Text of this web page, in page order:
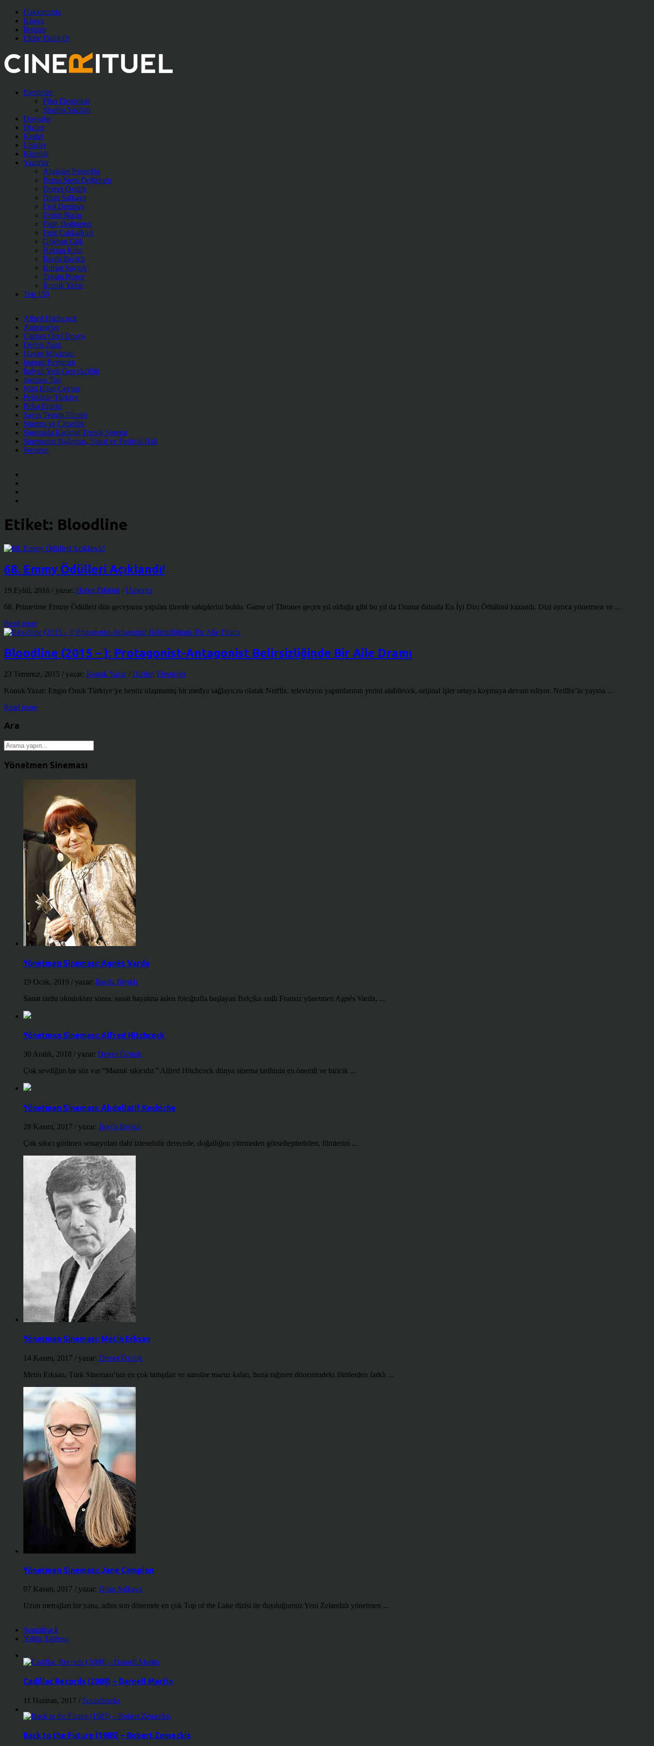
Hakkımızda
Künye
İletişim
Ekibe Dahil Ol
Eleştiriler
Film Eleştirileri
Sinema Yazıları
Dosyalar
Diziler
Keşfet
Listeler
Kitaplık
Yazarlar
Alpaslan Paşaoğlu
Berna Stera Değirmen
Demet Öztürk
Dilan Salkaya
Erol Demiray
Evrim Nacar
Fatih Değirmen
Fırat Çakkalkurt
Gökhan Gök
Haktan Kalır
İlayda Bıyıklı
Kürşat Saygılı
Teksin Begeç
Konuk Yazar
Top 150
Alfred Hitchcock
Animasyon
Cannes Özel Dosya
Derviş Zaim
Hayao Miyazaki
Ingmar Bergman
İtalyan Yeni Gerçekçiliği
Jacques Tati
Nuri Bilge Ceylan
Pelikülde Türkiye
Reha Erdem
Savaş Temalı Filmler
Sinema ve Cinsellik
Sinemada Kadının Temsil Sistemi
Sinemanın Bağımsız, Sanat ve Festival Hali
Western
Etiket: Bloodline
68. Emmy Ödülleri Açıklandı!
19 Eylül, 2016 / yazar: Haber Editörü / Haberler
68. Primetime Emmy Ödülleri dün geceyarısı yapılan törenle sahiplerini buldu. Game of Thrones geçen yıl olduğu gibi bu yıl da Drama dalında En İyi Dizi Ödülünü kazandı. Dizi ayrıca yönetmen ve ...
Read more
Bloodline (2015 – ): Protagonist-Antagonist Belirsizliğinde Bir Aile Dramı
23 Temmuz, 2015 / yazar: Konuk Yazar/ Diziler, Eleştiriler
Konuk Yazar: Engin Onuk Türkiye’ye henüz ulaşmamış bir medya sağlayıcısı olarak Netflix, televizyon yapımlarının yerini alabilecek, orijinal işler ortaya koymaya devam ediyor. Netflix’in yayına ...
Read more
Ara
Yönetmen Sineması
Yönetmen Sineması: Agnès Varda
19 Ocak, 2019 / yazar: İlayda Bıyıklı
Sanat tarihi okuduktan sonra, sanat hayatına aslen fotoğrafla başlayan Belçika asıllı Fransız yönetmen Agnès Varda, ...
Yönetmen Sineması: Alfred Hitchcock
30 Aralık, 2018 / yazar: Demet Öztürk
Çok sevdiğim bir söz var “Mantık sıkıcıdır.” Alfred Hitchcock dünya sinema tarihinin en önemli ve biricik ...
Yönetmen Sineması: Abdellatif Kechiche
28 Kasım, 2017 / yazar: İlayda Bıyıklı
Çok sıkıcı görünen senaryoları dahi izlenebilir derecede, doğallığını yitirmeden görselleştirebilen, filmlerini ...
Yönetmen Sineması: Metin Erksan
14 Kasım, 2017 / yazar: Demet Öztürk
Metin Erksan, Türk Sineması’nın en çok tartışılan ve sansüre maruz kalan, buna rağmen dönemindeki filmlerden farklı ...
Yönetmen Sineması: Jane Campion
07 Kasım, 2017 / yazar: Dilan Salkaya
Uzun metrajları bir yana, adını son dönemde en çok Top of the Lake dizisi ile duyduğumuz Yeni Zelandalı yönetmen ...
Soundtrack
Yıldız Tablosu
Cadillac Records (2008) – Darnell Martin
11 Haziran, 2017 / Soundtracks
Back to the Future (1985) – Robert Zemeckis